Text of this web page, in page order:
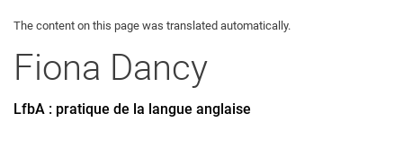
The content on this page was translated automatically.
Fiona Dancy
LfbA : pratique de la langue anglaise